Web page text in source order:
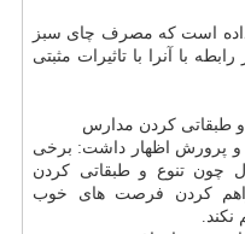
است كه مصرف چای سبز
با آنرا با تاثیرات مثبتی
طبقاتی كردن مدارس
و پرورش اظهار داشت: برخی
چون تنوع و طبقاتی كردن
كردن فرصت های خوب
نكند.